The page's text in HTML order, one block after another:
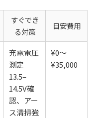
すぐでき
る対策
目安費用
充電電圧
測定
13.5–
14.5V確
認、アー
ス清掃強
¥0〜
¥35,000